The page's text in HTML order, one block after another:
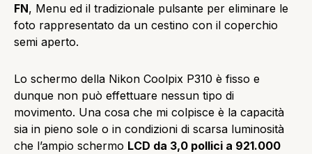
FN, Menu ed il tradizionale pulsante per eliminare le
foto rappresentato da un cestino con il coperchio
semi aperto.
Lo schermo della Nikon Coolpix P310 è fisso e
dunque non può effettuare nessun tipo di
movimento. Una cosa che mi colpisce è la capacità
sia in pieno sole o in condizioni di scarsa luminosità
che l’ampio schermo LCD da 3,0 pollici a 921.000